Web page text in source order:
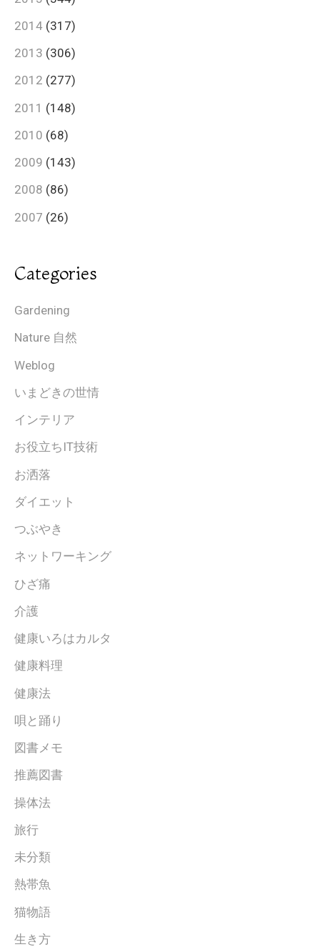
2014 (317)
2013 (306)
2012 (277)
2011 (148)
2010 (68)
2009 (143)
2008 (86)
2007 (26)
Categories
Gardening
Nature 自然
Weblog
いまどきの世情
インテリア
お役立ちIT技術
お洒落
ダイエット
つぶやき
ネットワーキング
ひざ痛
介護
健康いろはカルタ
健康料理
健康法
唄と踊り
図書メモ
推薦図書
操体法
旅行
未分類
熱帯魚
猫物語
生き方